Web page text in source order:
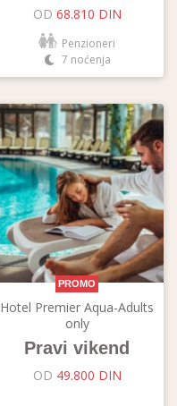
OD 68.810 DIN
Penzioneri
7 noćenja
PROMO
Hotel Premier Aqua-Adults
only
Pravi vikend
OD 49.800 DIN